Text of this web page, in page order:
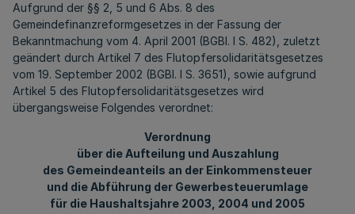
Aufgrund der §§ 2, 5 und 6 Abs. 8 des
Gemeindefinanzreformgesetzes in der Fassung der
Bekanntmachung vom 4. April 2001 (BGBl. I S. 482), zuletzt
geändert durch Artikel 7 des Flutopfersolidaritätsgesetzes
vom 19. September 2002 (BGBl. I S. 3651), sowie aufgrund
Artikel 5 des Flutopfersolidaritätsgesetzes wird
übergangsweise Folgendes verordnet:
Verordnung
über die Aufteilung und Auszahlung
des Gemeindeanteils an der Einkommensteuer
und die Abführung der Gewerbesteuerumlage
für die Haushaltsjahre 2003, 2004 und 2005